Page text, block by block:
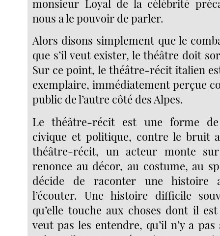
monsieur Loyal de la célébrité
nous a le pouvoir de parler.
Alors disons simplement que le
que s’il veut exister, le théâtre doit
Sur ce point, le théâtre-récit italien
exemplaire, immédiatement perçue
public de l’autre côté des Alpes.
Le théâtre-récit est une forme
civique et politique, contre le bruit
théâtre-récit, un acteur monte
renonce au décor, au costume, au
décide de raconter une histoire
l’écouter. Une histoire difficile
qu’elle touche aux choses dont il
veut pas les entendre, qu’il n’y a